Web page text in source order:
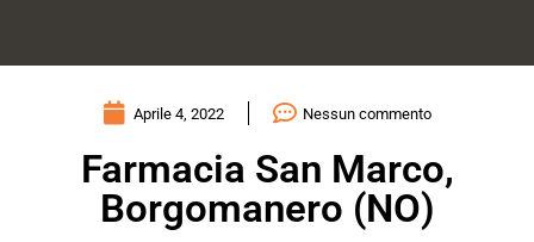
Aprile 4, 2022 Nessun commento
Farmacia San Marco,
Borgomanero (NO)